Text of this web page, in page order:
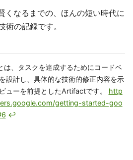
くなるまでの、ほんの短い時代に
術の記録です。
、タスクを達成するためにコードベ
設計し、具体的な技術的修正内容を示
ューを前提としたArtifactです。 http
getting-started-goo
↩